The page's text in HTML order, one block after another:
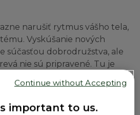
narušiť rytmus vášho tela,
Vyskúšanie nových
súčasťou dobrodružstva, ale
nie sú pripravené. Tu je
vás spoznávanie nových
ako zvyčajne:
important to us.
Continue without Accepting